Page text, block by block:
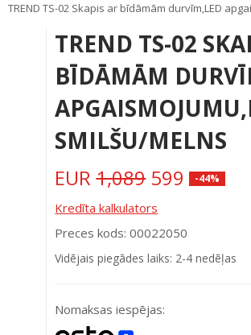
TREND TS-02 Skapis ar bīdāmām durvīm,LED
TREND TS-02
BĪDĀMĀM
SMILŠU/MELNS
EUR1,089 599 -44%
Kredīta kalkulators
Preces kods: 00022050
Vidējais piegādes laiks: 2-4 nedēļas
Nomaksas iespējas: